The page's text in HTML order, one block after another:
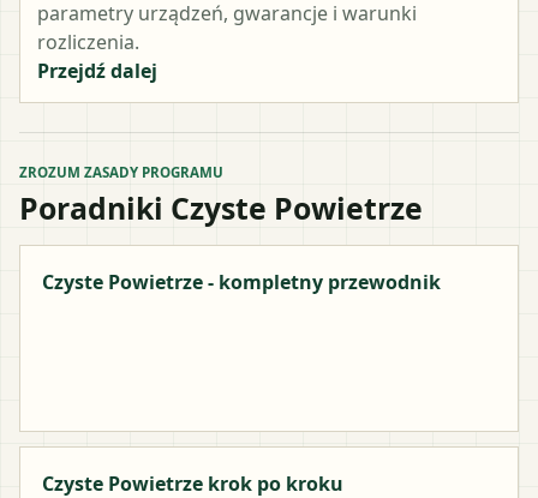
parametry urządzeń, gwarancje i warunki
rozliczenia.
Przejdź dalej
ZROZUM ZASADY PROGRAMU
Poradniki Czyste Powietrze
Czyste Powietrze - kompletny przewodnik
Czyste Powietrze krok po kroku